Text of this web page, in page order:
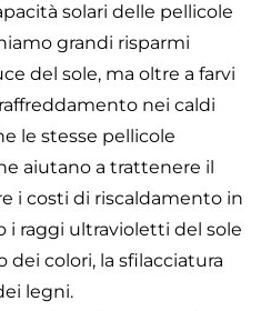
solari delle pellicole
grandi risparmi
del sole, ma oltre a farvi
nei caldi
le stesse pellicole
aiutano a trattenere il
i costi di riscaldamento in
raggi ultravioletti del sole
colori, la sfilacciatura
legni.